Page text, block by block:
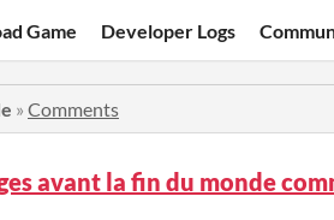
Game Developer Logs
» Comments
avant la fin du monde